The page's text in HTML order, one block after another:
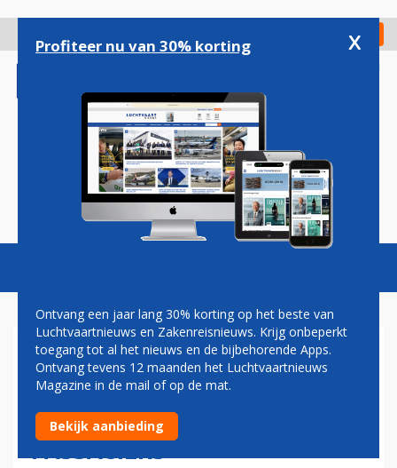
gaan
Check in
Magazine Podcasts Vacatures
VLIEGTUIG TRANSAVIA KEERT
TERUG NAAR SCHIPHOL
VANWEGE AGRESSIEVE
PASSAGIERS
Profiteer nu van 30% korting x
Ontvang een jaar lang 30% korting op het beste van
Luchtvaartnieuws en Zakenreisnieuws. Krijg onbeperkt
toegang tot al het nieuws en de bijbehorende Apps.
Ontvang tevens 12 maanden het Luchtvaartnieuws
Magazine in de mail of op de mat.
Bekijk aanbieding